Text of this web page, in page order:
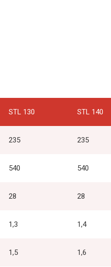
STL 130 STL 140
235 235
540 540
28 28
1,3 1,4
1,5 1,6